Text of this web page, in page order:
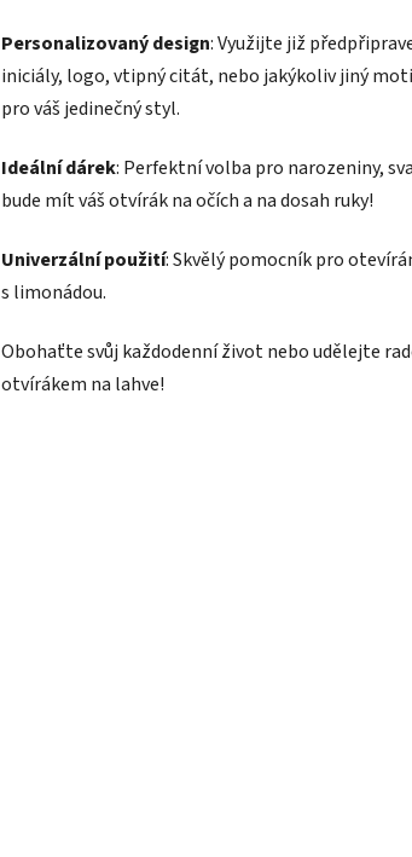
Personalizovaný design: Využijte již
iniciály, logo, vtipný citát, nebo jakýkoliv jiný
pro váš jedinečný styl.
Ideální dárek: Perfektní volba pro narozeniny,
bude mít váš otvírák na očích a na dosah ruky!
Univerzální použití: Skvělý pomocník pro
s limonádou.
Obohaťte svůj každodenní život nebo udělejte
otvírákem na lahve!